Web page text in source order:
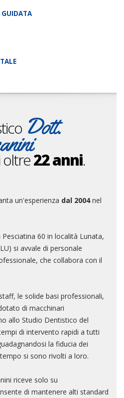
GUIDATA
Dott.
oltre22 anni.
un'esperienza dal 2004nel
60 in località Lunata,
si avvale di personale
che collabora con il
le solide basi professionali,
di macchinari
allo Studio Dentistico del
di intervento rapidi a tutti
la fiducia dei
si sono rivolti a loro.
riceve solo su
di mantenere alti standard